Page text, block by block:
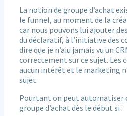
La notion de groupe d’achat
le funnel, au moment de la
car nous pouvons lui ajouter
du déclaratif, à l’initiative des
dire que je n’aiu jamais vu un
correctement sur ce sujet. Les
aucun intérêt et le marketing
sujet.
Pourtant on peut automatiser
groupe d’achat dès le début si :